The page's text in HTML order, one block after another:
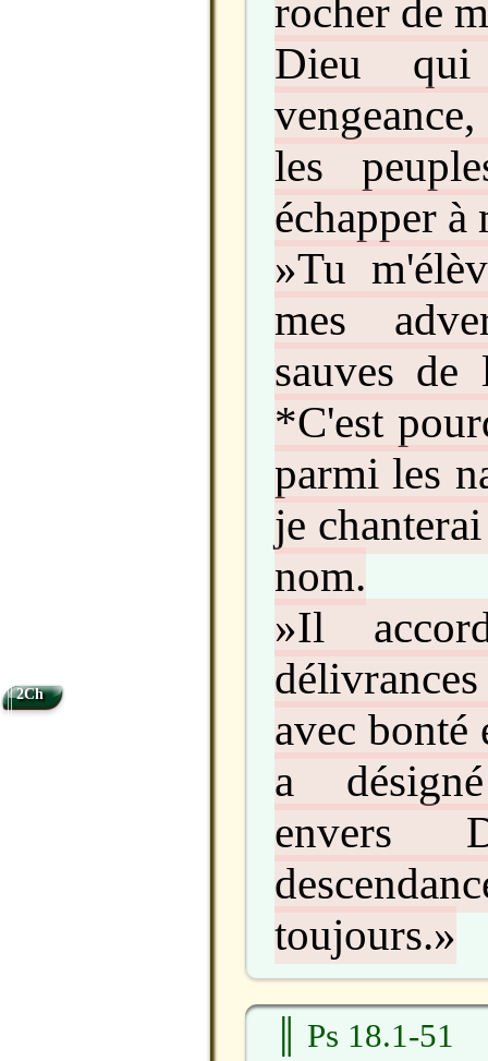
rocher de
Dieu qui
les
échapper à
»Tu
mes
sauves de
*C'est
parmi les
je
nom.
»Il
avec bonté
a
envers
toujours.»
║ Ps 18.1-51
2Ch